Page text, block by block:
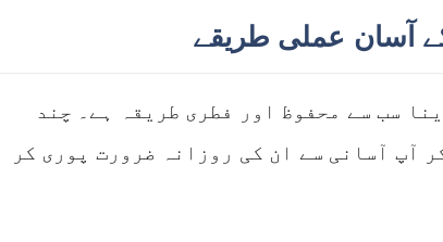
آسان عملی طریقے
سب سے محفوظ اور فطری طریقہ ہے۔ چند
آپ آسانی سے ان کی روزانہ ضرورت پوری کر